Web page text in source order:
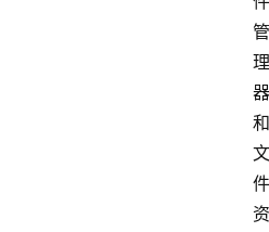
管
理
器
和
文
件
资